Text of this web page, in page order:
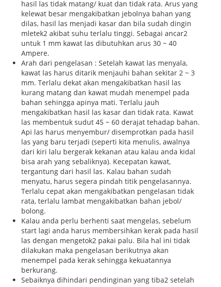
hasil las tidak matang/ kuat dan tidak rata. Arus yang
kelewat besar mengakibatkan jebolnya bahan yang
dilas, hasil las menjadi kasar dan bila sudah dingin
mletek2 akibat suhu terlalu tinggi. Sebagai ancar2
untuk 1 mm kawat las dibutuhkan arus 30 ~ 40
Ampere.
Arah dari pengelasan : Setelah kawat las menyala,
kawat las harus ditarik menjauhi bahan sekitar 2 ~ 3
mm. Terlalu dekat akan mengakibatkan hasil las
kurang matang dan kawat mudah menempel pada
bahan sehingga apinya mati. Terlalu jauh
mengakibatkan hasil las kasar dan tidak rata. Kawat
las membentuk sudut 45 ~ 60 derajat tehadap bahan.
Api las harus menyembur/ disemprotkan pada hasil
las yang baru terjadi (seperti kita menulis, awalnya
dari kiri lalu bergerak kekanan atau kalau anda kidal
bisa arah yang sebaliknya). Kecepatan kawat,
tergantung dari hasil las. Kalau bahan sudah
menyatu, harus segera pindah titik pengelasannya.
Terlalu cepat akan mengakibatkan pengelasan tidak
rata, terlalu lambat mengakibatkan bahan jebol/
bolong.
Kalau anda perlu berhenti saat mengelas, sebelum
start lagi anda harus membersihkan kerak pada hasil
las dengan mengetok2 pakai palu. Bila hal ini tidak
dilakukan maka pengelasan berikutnya akan
menempel pada kerak sehingga kekuatannya
berkurang.
Sebaiknya dihindari pendinginan yang tiba2 setelah